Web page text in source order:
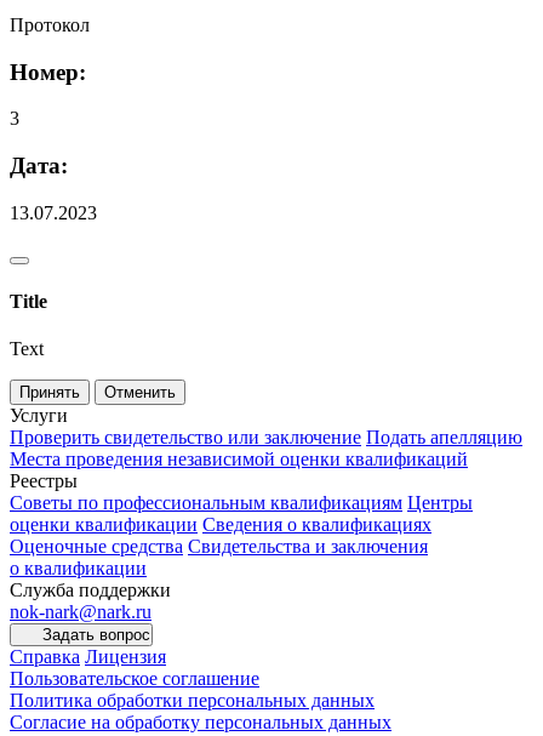
Протокол
Номер:
3
Дата:
13.07.2023
Title
Text
Принять Отменить
Услуги
Проверить свидетельство или заключение Подать апелляцию
Места проведения независимой оценки квалификаций
Реестры
Советы по профессиональным квалификациям Центры
оценки квалификации Сведения о квалификациях
Оценочные средства Свидетельства и заключения
о квалификации
Служба поддержки
nok-nark@nark.ru
Задать вопрос
Справка Лицензия
Пользовательское соглашение
Политика обработки персональных данных
Согласие на обработку персональных данных